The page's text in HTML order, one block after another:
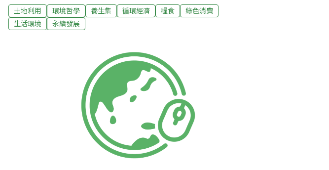
的故事，主要描述一位小宮女如何成長成為御膳房的宮女，在學習處理御
膳的過程中，如何瞭解並且運用食物的特性與食補的道理，做出美味健康
的餐飲，因為他的廚藝與醫術而深受皇帝肯定，封為「大長今」。據說，
源」不僅是中醫的概念，在印度旅行時，當地人也告訴我們「食物是最好
的藥品」，吃錯東西便會變成「毒品」。當季的食物便是大自然給人類調
養、自然的寶藏，在什麼樣的季節，需要什麼樣的滋補，根據生長環境的
不同與人類環境養成，大自然給予相對的養育。若吃不是當季的食物，則
對身體會產生不良的影響，因為
土地利用 環境哲學 養生集 循環經濟 糧食
綠色消費
生活環境
永續發展